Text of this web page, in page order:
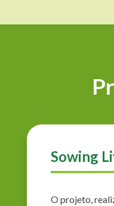
Sowing
O projeto,